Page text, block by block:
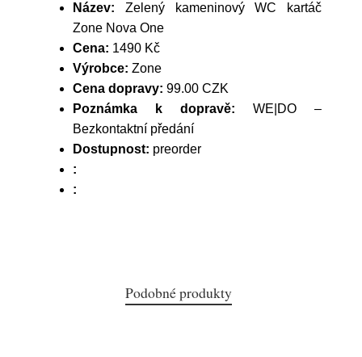
Název: Zelený kameninový WC kartáč
Zone Nova One
Cena: 1490 Kč
Výrobce: Zone
Cena dopravy: 99.00 CZK
Poznámka k dopravě: WE|DO –
Bezkontaktní předání
Dostupnost: preorder
:
:
Podobné produkty